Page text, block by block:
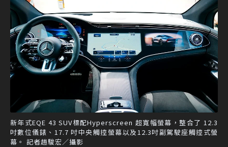
新年式EQE 43 SUV標配Hyperscreen 超寬幅螢幕，整合了 12.3
吋數位儀錶、17.7 吋中央觸控螢幕以及12.3吋副駕駛座觸控式螢
幕。 記者趙駿宏／攝影